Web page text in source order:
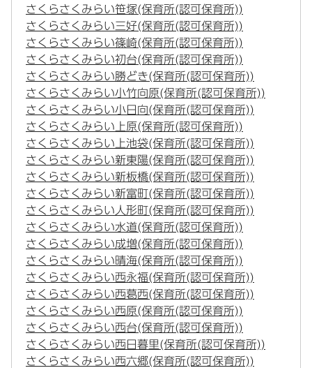
さくらさくみらい笹塚(保育所(認可保育所))
さくらさくみらい三好(保育所(認可保育所))
さくらさくみらい篠崎(保育所(認可保育所))
さくらさくみらい初台(保育所(認可保育所))
さくらさくみらい勝どき(保育所(認可保育所))
さくらさくみらい小竹向原(保育所(認可保育所))
さくらさくみらい小日向(保育所(認可保育所))
さくらさくみらい上原(保育所(認可保育所))
さくらさくみらい上池袋(保育所(認可保育所))
さくらさくみらい新東陽(保育所(認可保育所))
さくらさくみらい新板橋(保育所(認可保育所))
さくらさくみらい新富町(保育所(認可保育所))
さくらさくみらい人形町(保育所(認可保育所))
さくらさくみらい水道(保育所(認可保育所))
さくらさくみらい成増(保育所(認可保育所))
さくらさくみらい晴海(保育所(認可保育所))
さくらさくみらい西永福(保育所(認可保育所))
さくらさくみらい西葛西(保育所(認可保育所))
さくらさくみらい西原(保育所(認可保育所))
さくらさくみらい西台(保育所(認可保育所))
さくらさくみらい西日暮里(保育所(認可保育所))
さくらさくみらい西六郷(保育所(認可保育所))